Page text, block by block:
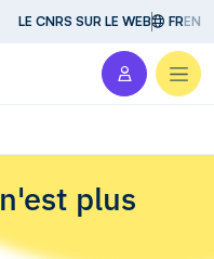
LE CNRS SUR LE WEB FREN
plus